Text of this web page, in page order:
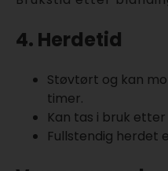
4. Herdetid
Støvtørt og kan
timer.
Kan tas i bruk
Fullstendig herdet